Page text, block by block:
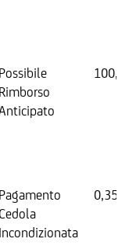
Possibile
Rimborso
Pagamento
Cedola
Incondizionata
0,35